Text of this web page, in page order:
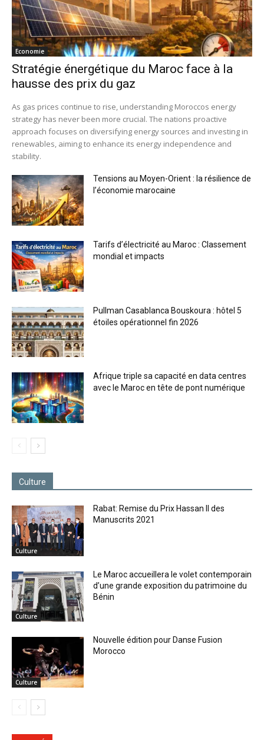
Economie
Stratégie énergétique du Maroc face à la
hausse des prix du gaz
As gas prices continue to rise, understanding Moroccos energy
strategy has never been more crucial. The nations proactive
approach focuses on diversifying energy sources and investing in
renewables, aiming to enhance its energy independence and
stability.
Tensions au Moyen-Orient : la résilience de
l’économie marocaine
Tarifs d’électricité au Maroc : Classement
mondial et impacts
Pullman Casablanca Bouskoura : hôtel 5
étoiles opérationnel fin 2026
Afrique triple sa capacité en data centres
avec le Maroc en tête de pont numérique
Culture
Culture
Rabat: Remise du Prix Hassan II des
Manuscrits 2021
Culture
Le Maroc accueillera le volet contemporain
d’une grande exposition du patrimoine du
Bénin
Culture
Nouvelle édition pour Danse Fusion
Morocco